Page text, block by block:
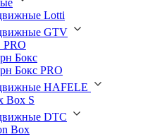
Lotti
GTV
Бокс
Бокс PRO
HAFELE
Box S
DTC
Box